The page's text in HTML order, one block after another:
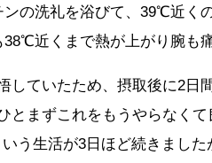
ンの洗礼を浴びて、39℃近く
38℃近くまで熱が上がり腕も
していたため、摂取後に2日
とまずこれをもうやらなく
う生活が3日ほど続きまし